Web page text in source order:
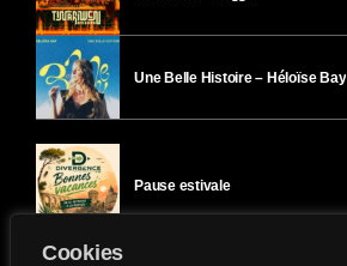
Cookies
Une Belle Histoire – Héloïse Bay
Pause estivale